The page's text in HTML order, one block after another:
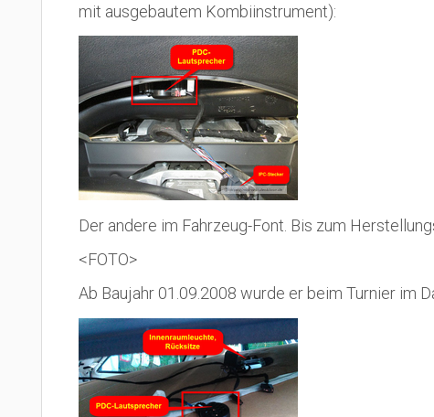
mit ausgebautem Kombiinstrument):
Der andere im Fahrzeug-Font. Bis zum
<FOTO>
Ab Baujahr 01.09.2008 wurde er beim Turnier im